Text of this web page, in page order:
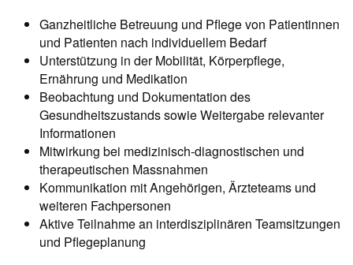
Ganzheitliche Betreuung und Pflege von Patientinnen
und Patienten nach individuellem Bedarf
Unterstützung in der Mobilität, Körperpflege,
Ernährung und Medikation
Beobachtung und Dokumentation des
Gesundheitszustands sowie Weitergabe relevanter
Informationen
Mitwirkung bei medizinisch-diagnostischen und
therapeutischen Massnahmen
Kommunikation mit Angehörigen, Ärzteteams und
weiteren Fachpersonen
Aktive Teilnahme an interdisziplinären Teamsitzungen
und Pflegeplanung